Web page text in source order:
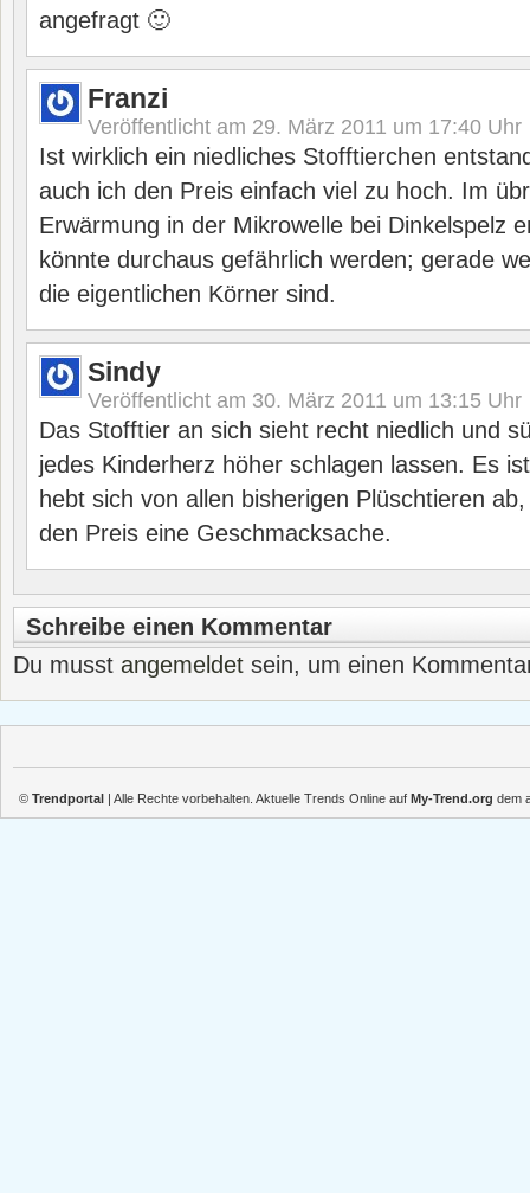
angefragt 🙂
Franzi
Veröffentlicht am 29. März 2011 um 17:40 Uhr
Ist wirklich ein niedliches Stofftierchen
auch ich den Preis einfach viel zu hoch. Im
Erwärmung in der Mikrowelle bei Dinkelspelz
könnte durchaus gefährlich werden; gerade
die eigentlichen Körner sind.
Sindy
Veröffentlicht am 30. März 2011 um 13:15 Uhr
Das Stofftier an sich sieht recht niedlich und
jedes Kinderherz höher schlagen lassen. Es
hebt sich von allen bisherigen Plüschtieren
den Preis eine Geschmacksache.
Schreibe einen Kommentar
Du musst angemeldet sein, um einen
© Trendportal | Alle Rechte vorbehalten. Aktuelle Trends Online auf My-Trend.org dem